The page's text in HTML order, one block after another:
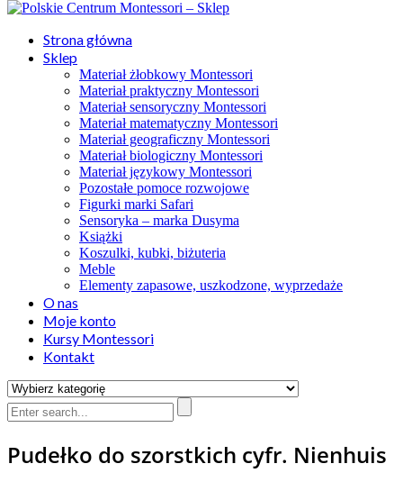
Strona główna
Sklep
Materiał żłobkowy Montessori
Materiał praktyczny Montessori
Materiał sensoryczny Montessori
Materiał matematyczny Montessori
Materiał geograficzny Montessori
Materiał biologiczny Montessori
Materiał językowy Montessori
Pozostałe pomoce rozwojowe
Figurki marki Safari
Sensoryka – marka Dusyma
Książki
Koszulki, kubki, biżuteria
Meble
Elementy zapasowe, uszkodzone, wyprzedaże
O nas
Moje konto
Kursy Montessori
Kontakt
Pudełko do szorstkich cyfr. Nienhuis